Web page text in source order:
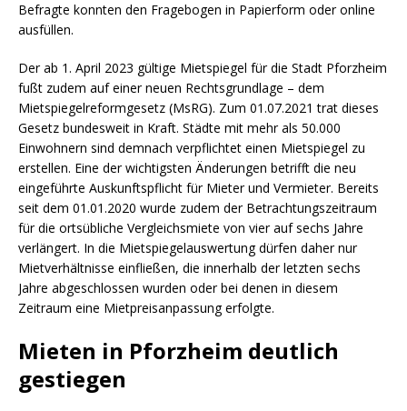
Befragte konnten den Fragebogen in Papierform oder online
ausfüllen.
Der ab 1. April 2023 gültige Mietspiegel für die Stadt Pforzheim
fußt zudem auf einer neuen Rechtsgrundlage – dem
Mietspiegelreformgesetz (MsRG). Zum 01.07.2021 trat dieses
Gesetz bundesweit in Kraft. Städte mit mehr als 50.000
Einwohnern sind demnach verpflichtet einen Mietspiegel zu
erstellen. Eine der wichtigsten Änderungen betrifft die neu
eingeführte Auskunftspflicht für Mieter und Vermieter. Bereits
seit dem 01.01.2020 wurde zudem der Betrachtungszeitraum
für die ortsübliche Vergleichsmiete von vier auf sechs Jahre
verlängert. In die Mietspiegelauswertung dürfen daher nur
Mietverhältnisse einfließen, die innerhalb der letzten sechs
Jahre abgeschlossen wurden oder bei denen in diesem
Zeitraum eine Mietpreisanpassung erfolgte.
Mieten in Pforzheim deutlich
gestiegen